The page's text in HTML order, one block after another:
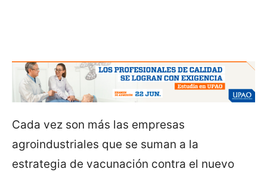
Cada vez son más las empresas
agroindustriales que se suman a la
estrategia de vacunación contra el nuevo